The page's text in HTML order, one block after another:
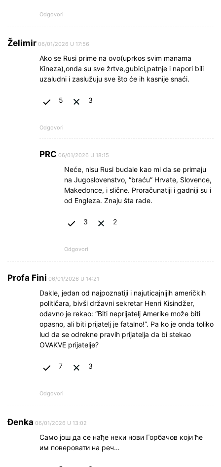
Odgovori
Želimir 06/01/2026 U 17:56
Ako se Rusi prime na ovo(uprkos svim manama
Kineza),onda su sve žrtve,gubici,patnje i napori bili
uzaludni i zaslužuju sve što će ih kasnije snaći.
5 3
Odgovori
PRC 06/01/2026 U 18:15
Neće, nisu Rusi budale kao mi da se primaju
na Jugoslovenstvo, “braću” Hrvate, Slovence,
Makedonce, i slične. Proračunatiji i gadniji su i
od Engleza. Znaju šta rade.
3 2
Odgovori
Profa Fini 06/01/2026 U 14:21
Dakle, jedan od najpoznatiji i najuticajnijih američkih
političara, bivši državni sekretar Henri Kisindžer,
odavno je rekao: “Biti neprijatelj Amerike može biti
opasno, ali biti prijatelj je fatalno!”. Pa ko je onda toliko
lud da se odrekne pravih prijatelja da bi stekao
OVAKVE prijatelje?
7 3
Odgovori
Đenka 06/01/2026 U 13:02
Само још да се нађе неки нови Горбачов који ће
им поверовати на реч…